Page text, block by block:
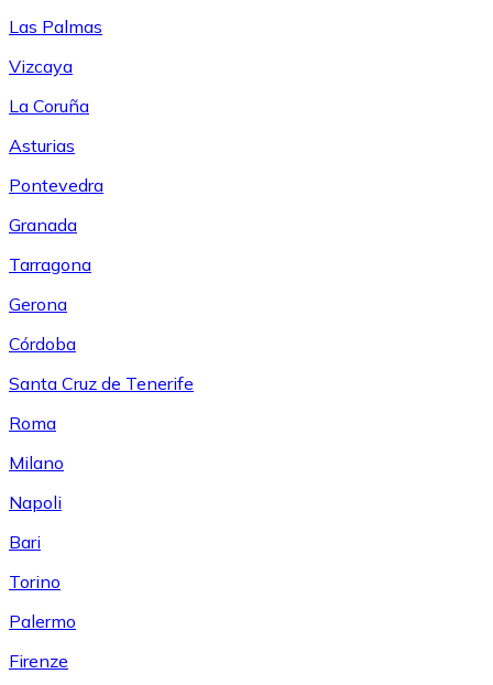
Las Palmas
Vizcaya
La Coruña
Asturias
Pontevedra
Granada
Tarragona
Gerona
Córdoba
Santa Cruz de Tenerife
Roma
Milano
Napoli
Bari
Torino
Palermo
Firenze